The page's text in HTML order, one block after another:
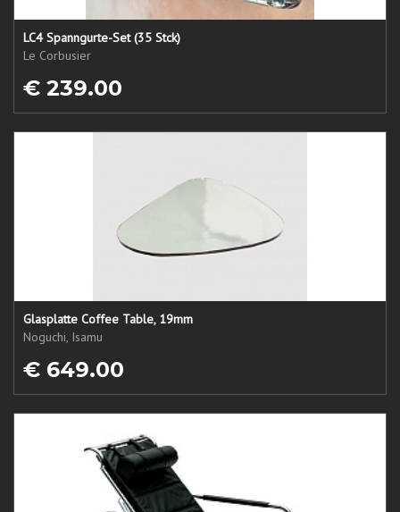
LC4 Spanngurte-Set (35 Stck)
Le Corbusier
€ 239.00
Glasplatte Coffee Table, 19mm
Noguchi, Isamu
€ 649.00